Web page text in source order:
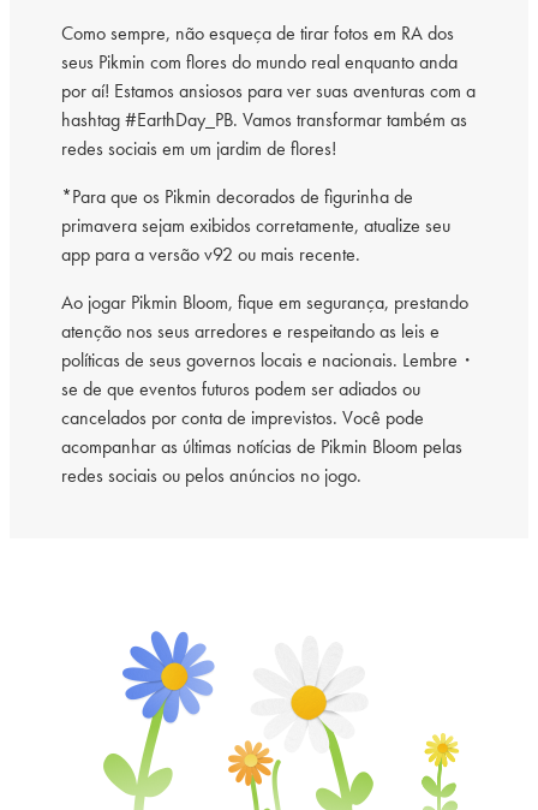
Como sempre, não esqueça de tirar fotos em RA dos
seus Pikmin com flores do mundo real enquanto anda
por aí! Estamos ansiosos para ver suas aventuras com a
hashtag #EarthDay_PB. Vamos transformar também as
redes sociais em um jardim de flores!
*Para que os Pikmin decorados de figurinha de
primavera sejam exibidos corretamente, atualize seu
app para a versão v92 ou mais recente.
Ao jogar Pikmin Bloom, fique em segurança, prestando
atenção nos seus arredores e respeitando as leis e
políticas de seus governos locais e nacionais. Lembre・
se de que eventos futuros podem ser adiados ou
cancelados por conta de imprevistos. Você pode
acompanhar as últimas notícias de Pikmin Bloom pelas
redes sociais ou pelos anúncios no jogo.